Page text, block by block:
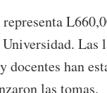
Las
docentes han
las tomas.